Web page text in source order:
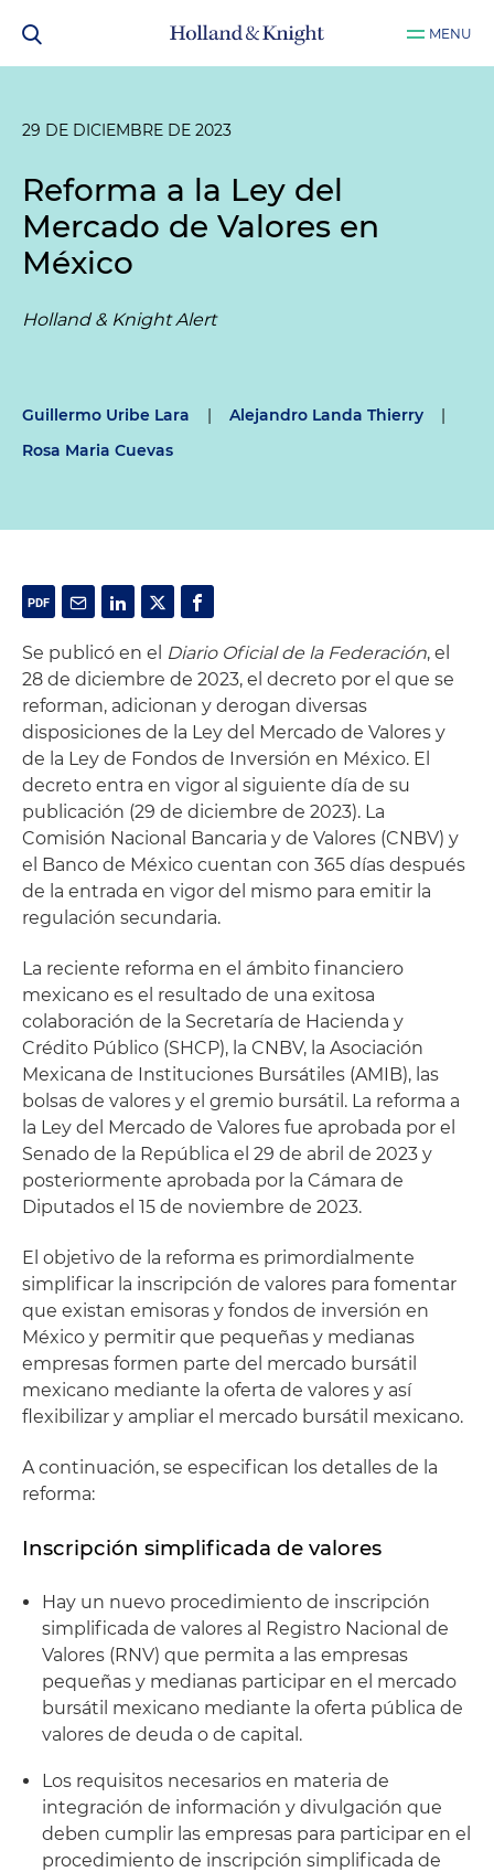
MENU
29 DE DICIEMBRE DE 2023
Reforma a la Ley del
Mercado de Valores en
México
Holland & Knight Alert
Guillermo Uribe Lara | Alejandro Landa Thierry
|
Rosa Maria Cuevas
Se publicó en el Diario Oficial de la Federación, el
28 de diciembre de 2023, el decreto por el que se
reforman, adicionan y derogan diversas
disposiciones de la Ley del Mercado de Valores y
de la Ley de Fondos de Inversión en México. El
decreto entra en vigor al siguiente día de su
publicación (29 de diciembre de 2023). La
Comisión Nacional Bancaria y de Valores (CNBV) y
el Banco de México cuentan con 365 días después
de la entrada en vigor del mismo para emitir la
regulación secundaria.
La reciente reforma en el ámbito financiero
mexicano es el resultado de una exitosa
colaboración de la Secretaría de Hacienda y
Crédito Público (SHCP), la CNBV, la Asociación
Mexicana de Instituciones Bursátiles (AMIB), las
bolsas de valores y el gremio bursátil. La reforma a
la Ley del Mercado de Valores fue aprobada por el
Senado de la República el 29 de abril de 2023 y
posteriormente aprobada por la Cámara de
Diputados el 15 de noviembre de 2023.
El objetivo de la reforma es primordialmente
simplificar la inscripción de valores para fomentar
que existan emisoras y fondos de inversión en
México y permitir que pequeñas y medianas
empresas formen parte del mercado bursátil
mexicano mediante la oferta de valores y así
flexibilizar y ampliar el mercado bursátil mexicano.
A continuación, se especifican los detalles de la
reforma:
Inscripción simplificada de valores
Hay un nuevo procedimiento de inscripción
simplificada de valores al Registro Nacional de
Valores (RNV) que permita a las empresas
pequeñas y medianas participar en el mercado
bursátil mexicano mediante la oferta pública de
valores de deuda o de capital.
Los requisitos necesarios en materia de
integración de información y divulgación que
deben cumplir las empresas para participar en el
procedimiento de inscripción simplificada de